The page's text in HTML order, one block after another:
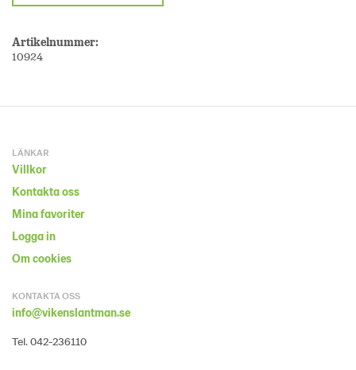
Artikelnummer:
10924
LÄNKAR
Villkor
Kontakta oss
Mina favoriter
Logga in
Om cookies
KONTAKTA OSS
info@vikenslantman.se
Tel. 042-236110